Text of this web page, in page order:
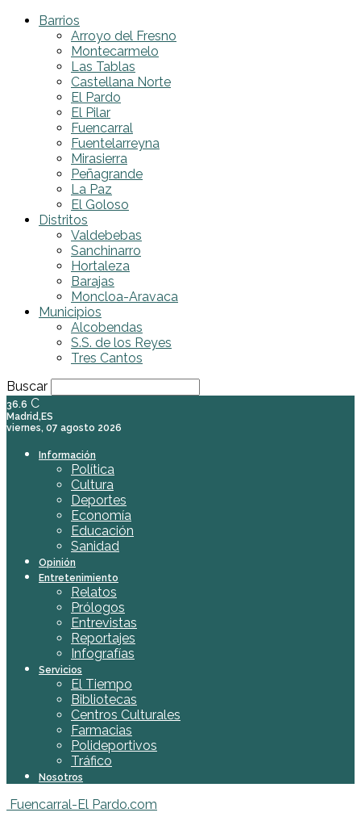
Barrios
Arroyo del Fresno
Montecarmelo
Las Tablas
Castellana Norte
El Pardo
El Pilar
Fuencarral
Fuentelarreyna
Mirasierra
Peñagrande
La Paz
El Goloso
Distritos
Valdebebas
Sanchinarro
Hortaleza
Barajas
Moncloa-Aravaca
Municipios
Alcobendas
S.S. de los Reyes
Tres Cantos
Buscar
36.6 C
Madrid,ES
viernes, 07 agosto 2026
Información
Política
Cultura
Deportes
Economía
Educación
Sanidad
Opinión
Entretenimiento
Relatos
Prólogos
Entrevistas
Reportajes
Infografías
Servicios
El Tiempo
Bibliotecas
Centros Culturales
Farmacias
Polideportivos
Tráfico
Nosotros
Fuencarral-El Pardo.com